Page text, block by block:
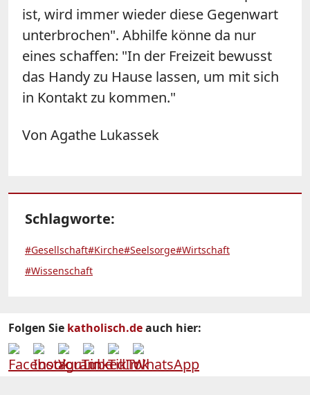
ist, wird immer wieder diese Gegenwart
unterbrochen". Abhilfe könne da nur
eines schaffen: "In der Freizeit bewusst
das Handy zu Hause lassen, um mit sich
in Kontakt zu kommen."
Von Agathe Lukassek
Schlagworte:
#Gesellschaft#Kirche#Seelsorge#Wirtschaft
#Wissenschaft
Folgen Sie katholisch.deauch hier: